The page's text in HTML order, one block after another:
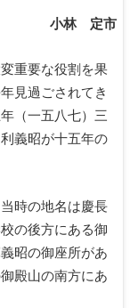
小林 定市
重要な役割を果
見過ごされてき
（一五八七）三
義昭が十五年の
時の地名は慶長
の後方にある御
昭の御座所があ
殿山の南方にあ